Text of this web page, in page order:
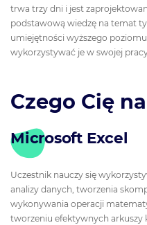
trwa trzy dni i jest
podstawową wiedzę na temat
umiejętności wyższego
wykorzystywać je w swojej
Czego Cię
Microsoft Excel
Uczestnik nauczy się
analizy danych, tworzenia
wykonywania operacji
tworzeniu efektywnych